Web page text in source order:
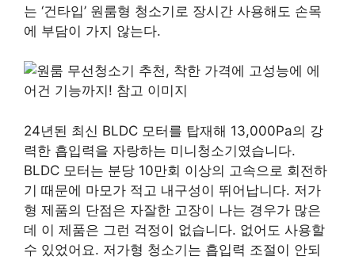
는 ‘건타입’ 원룸형 청소기로 장시간 사용해도 손목
에 부담이 가지 않는다.
24년된 최신 BLDC 모터를 탑재해 13,000Pa의 강
력한 흡입력을 자랑하는 미니청소기였습니다.
BLDC 모터는 분당 10만회 이상의 고속으로 회전하
기 때문에 마모가 적고 내구성이 뛰어납니다. 저가
형 제품의 단점은 자잘한 고장이 나는 경우가 많은
데 이 제품은 그런 걱정이 없습니다. 없어도 사용할
수 있었어요. 저가형 청소기는 흡입력 조절이 안되